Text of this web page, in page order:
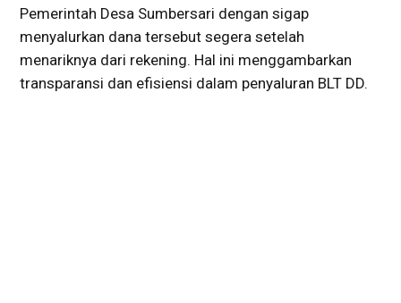
Pemerintah Desa Sumbersari dengan sigap
menyalurkan dana tersebut segera setelah
menariknya dari rekening. Hal ini menggambarkan
transparansi dan efisiensi dalam penyaluran BLT DD.